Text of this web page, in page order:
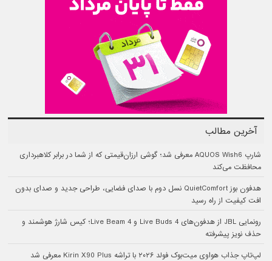
آخرین مطالب
شارپ AQUOS Wish6 معرفی شد؛ گوشی ارزان‌قیمتی که از شما در برابر کلاهبرداری
محافظت می‌کند
هدفون بوز QuietComfort نسل دوم با صدای فضایی، طراحی جدید و صدای بدون
افت کیفیت از راه رسید
رونمایی JBL از هدفون‌های Live Buds 4 و Live Beam 4؛ کیس شارژ هوشمند و
حذف نویز پیشرفته
لپ‌تاپ جذاب هواوی میت‌بوک فولد ۲۰۲۶ با تراشه Kirin X90 Plus معرفی شد